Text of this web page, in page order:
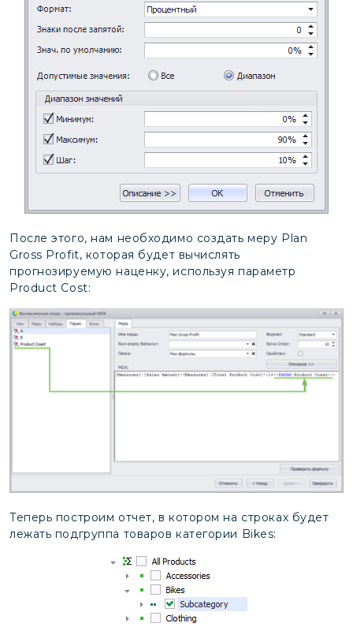
После этого, нам необходимо создать меру Plan
Gross Profit, которая будет вычислять
прогнозируемую наценку, используя параметр
Product Cost:
Теперь построим отчет, в котором на строках будет
лежать подгруппа товаров категории Bikes: